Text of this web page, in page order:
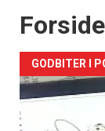
GODBITER I